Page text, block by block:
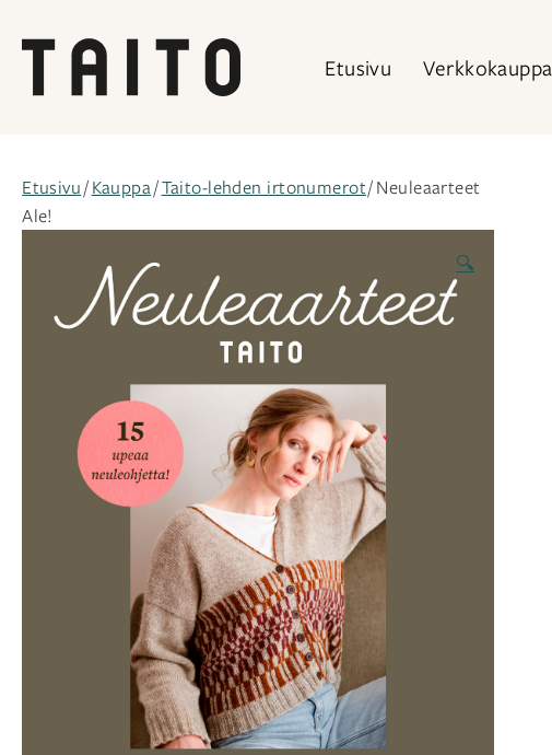
sisältöön
Etusivu Verkkokauppa
Etusivu/Kauppa/Taito-lehden irtonumerot/ Neuleaarteet
Ale!
🔍